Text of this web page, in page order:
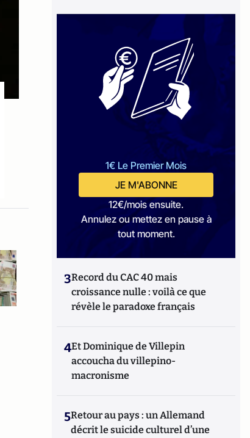
1€ Le Premier Mois
JE M'ABONNE
12€/mois ensuite.
Annulez ou mettez en pause à
tout moment.
3Record du CAC 40 mais
croissance nulle : voilà ce que
révèle le paradoxe français
4Et Dominique de Villepin
accoucha du villepino-
macronisme
5Retour au pays : un Allemand
décrit le suicide culturel d’une